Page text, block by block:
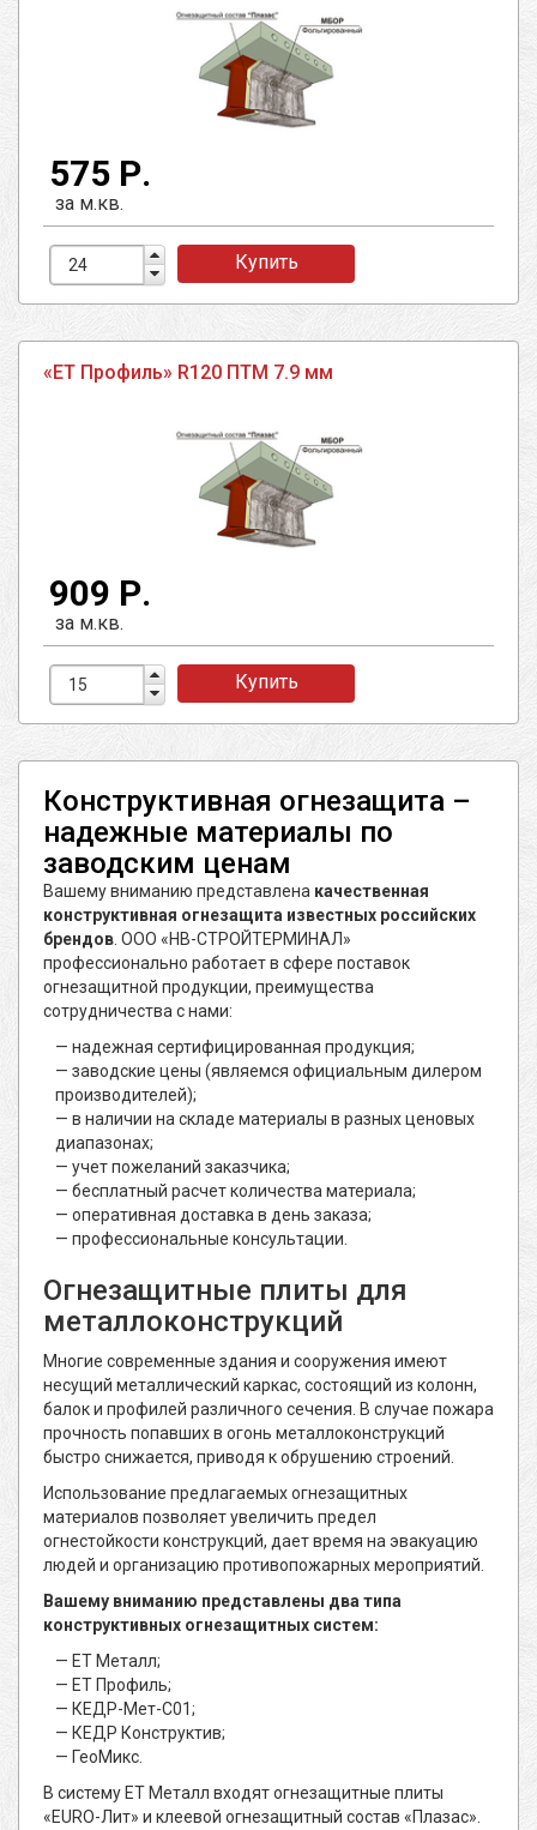
575 Р.
за м.кв.
Купить
«ЕТ Профиль» R120 ПТМ 7.9 мм
909 Р.
за м.кв.
Купить
Конструктивная огнезащита –
надежные материалы по
заводским ценам
Вашему вниманию представлена качественная
конструктивная огнезащита известных российских
брендов . ООО «НВ-СТРОЙТЕРМИНАЛ»
профессионально работает в сфере поставок
огнезащитной продукции, преимущества
сотрудничества с нами:
надежная сертифицированная продукция;
заводские цены (являемся официальным дилером
производителей);
в наличии на складе материалы в разных ценовых
диапазонах;
учет пожеланий заказчика;
бесплатный расчет количества материала;
оперативная доставка в день заказа;
профессиональные консультации.
Огнезащитные плиты для
металлоконструкций
Многие современные здания и сооружения имеют
несущий металлический каркас, состоящий из колонн,
балок и профилей различного сечения. В случае пожара
прочность попавших в огонь металлоконструкций
быстро снижается, приводя к обрушению строений.
Использование предлагаемых огнезащитных
материалов позволяет увеличить предел
огнестойкости конструкций, дает время на эвакуацию
людей и организацию противопожарных мероприятий.
Вашему вниманию представлены два типа
конструктивных огнезащитных систем:
ЕТ Металл;
ЕТ Профиль;
КЕДР-Мет-С01;
КЕДР Конструктив;
ГеоМикс.
В систему ЕТ Металл входят огнезащитные плиты
«EURO-Лит» и клеевой огнезащитный состав «Плазас».